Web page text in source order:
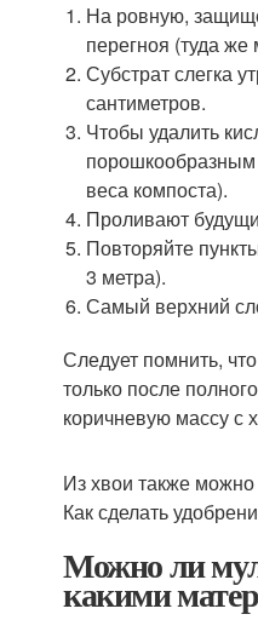
На ровную,
перегноя (туда
Субстрат слегка
сантиметров.
Чтобы удалить
порошкообразным
веса компоста).
Проливают
Повторяйте
3 метра).
Самый верхний
Следует помнить,
только после
коричневую массу с
Из хвои также
Как сделать
Можно ли
какими